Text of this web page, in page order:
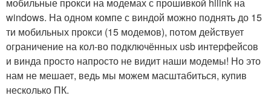
мобильные прокси на модемах с прошивкой hilink на
windows. На одном компе с виндой можно поднять до 15
ти мобильных прокси (15 модемов), потом действует
ограничение на кол-во подключённых usb интерфейсов
и винда просто напросто не видит наши модемы! Но это
нам не мешает, ведь мы можем масштабиться, купив
несколько ПК.